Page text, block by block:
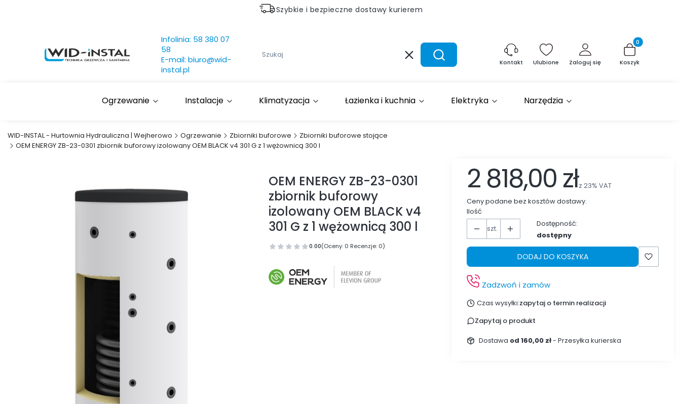
Szybkie i bezpieczne dostawy kurierem
Infolinia: 58 380 07
58
E-mail: biuro@wid-
instal.pl
WyczyśćSzukaj Kontakt Ulubione Zaloguj się
Produkty w
Koszyk
Ogrzewanie Instalacje Klimatyzacja Łazienka i kuchnia Elektryka Narzędzia
WID-INSTAL - Hurtownia Hydrauliczna | Wejherowo Ogrzewanie Zbiorniki buforowe
Zbiorniki buforowe stojące
OEM ENERGY ZB-23-0301 zbiornik buforowy izolowany OEM BLACK v4 301 G z 1 wężownicą 300 l
OEM ENERGY ZB-23-0301
zbiornik buforowy
izolowany OEM BLACK v4
301 G z 1 wężownicą 300 l
0.00(Oceny: 0 Recenzje: 0)
2 818,00 złz 23% VAT
Ceny podane bez kosztów dostawy.
Ilość
szt.
Dostępność:
dostępny
DODAJ DO KOSZYKA
Zadzwoń i zamów
Czas wysyłki:zapytaj o termin realizacji
Zapytaj o produkt
Dostawa od 160,00 zł- Przesyłka kurierska